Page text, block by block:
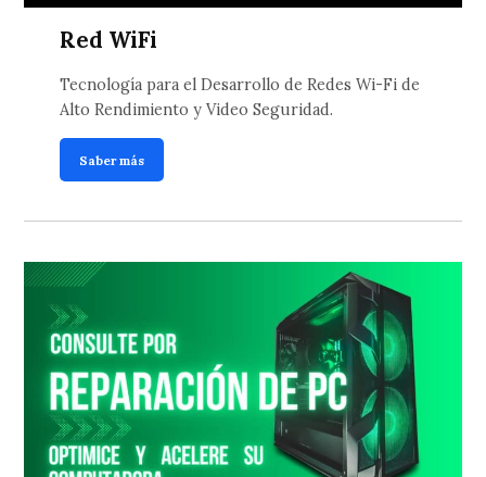
Red WiFi
Tecnología para el Desarrollo de Redes Wi-Fi de
Alto Rendimiento y Video Seguridad.
Saber más